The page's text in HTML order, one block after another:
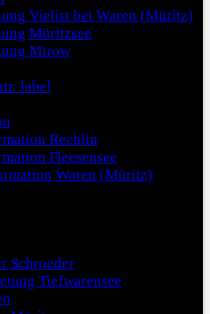
Vielist bei Waren (Müritz)
Müritzsee
Mirow
Jabel
Rechlin
Fleesensee
Waren (Müritz)
Schroeder
Tiefwarensee